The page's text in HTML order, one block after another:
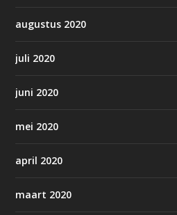
augustus 2020
juli 2020
juni 2020
mei 2020
april 2020
maart 2020